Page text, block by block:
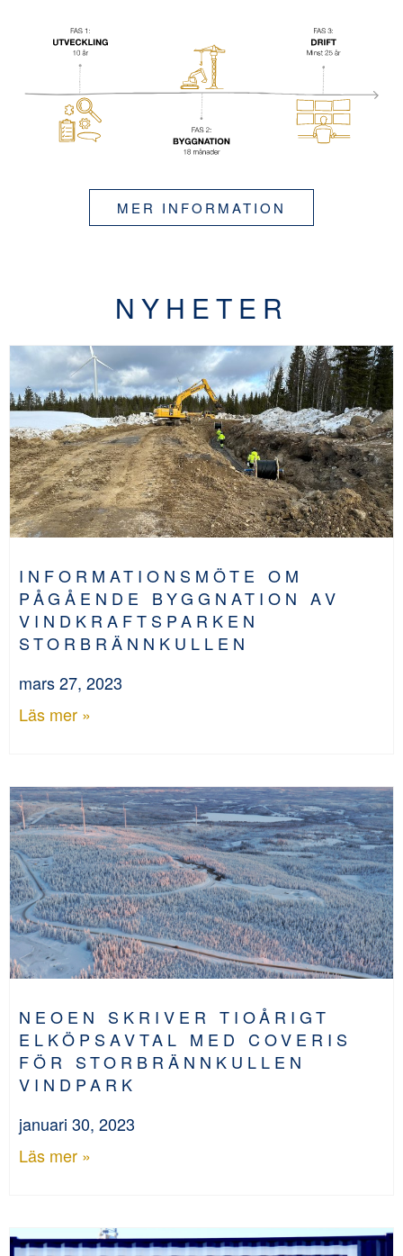
MER INFORMATION
NYHETER
INFORMATIONSMÖTE OM
PÅGÅENDE BYGGNATION AV
VINDKRAFTSPARKEN
STORBRÄNNKULLEN
mars 27, 2023
Läs mer »
NEOEN SKRIVER TIOÅRIGT
ELKÖPSAVTAL MED COVERIS
FÖR STORBRÄNNKULLEN
VINDPARK
januari 30, 2023
Läs mer »